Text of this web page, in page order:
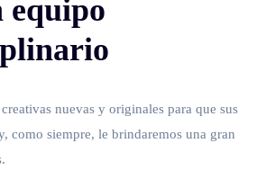
equipo
nuevas y originales para que sus
como siempre, le brindaremos una gran